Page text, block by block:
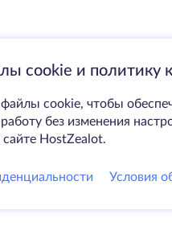
cookie и политику
cookie, чтобы
без изменения
HostZealot.
Условия